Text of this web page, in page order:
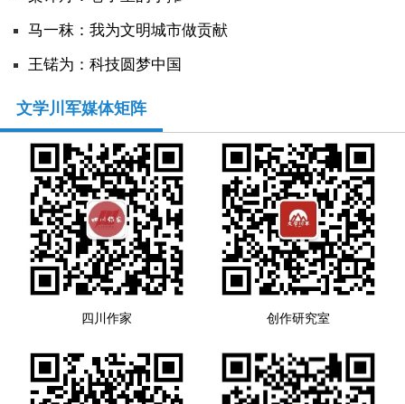
马一秣：我为文明城市做贡献
王锘为：科技圆梦中国
文学川军媒体矩阵
四川作家 创作研究室